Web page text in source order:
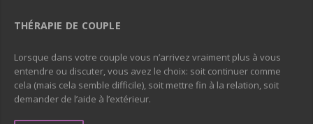
THÉRAPIE DE COUPLE
Lorsque dans votre couple vous n’arrivez vraiment plus à vous
entendre ou discuter, vous avez le choix: soit continuer comme
cela (mais cela semble difficile), soit mettre fin à la relation, soit
demander de l’aide à l’extérieur.